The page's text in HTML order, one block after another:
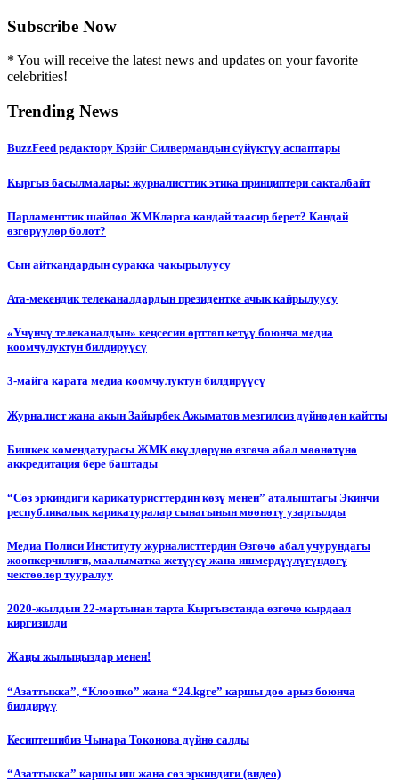
Subscribe Now
* You will receive the latest news and updates on your favorite
celebrities!
Trending News
BuzzFeed редактору Крэйг Силвермандын сүйүктүү аспаптары
Кыргыз басылмалары: журналисттик этика принциптери сакталбайт
Парламенттик шайлоо ЖМКларга кандай таасир берет? Кандай
өзгөрүүлөр болот?
Сын айткандардын суракка чакырылуусу
Ата-мекендик телеканалдардын президентке ачык кайрылуусу
«Үчүнчү телеканалдын» кеңсесин өрттөп кетүү боюнча медиа
коомчулуктун билдирүүсү
3-майга карата медиа коомчулуктун билдирүүсү
Журналист жана акын Зайырбек Ажыматов мезгилсиз дүйнөдөн кайтты
Бишкек комендатурасы ЖМК өкүлдөрүнө өзгөчө абал мөөнөтүнө
аккредитация бере баштады
“Сөз эркиндиги карикатуристтердин көзү менен” аталыштагы Экинчи
республикалык карикатуралар сынагынын мөөнөтү узартылды
Медиа Полиси Институту журналисттердин Өзгөчө абал учурундагы
жоопкерчилиги, маалыматка жетүүсү жана ишмердүүлүгүндөгү
чектөөлөр тууралуу
2020-жылдын 22-мартынан тарта Кыргызстанда өзгөчө кырдаал
киргизилди
Жаңы жылыңыздар менен!
“Азаттыкка”, “Клоопко” жана “24.kgге” каршы доо арыз боюнча
билдирүү
Кесиптешибиз Чынара Токонова дүйнө салды
“Азаттыкка” каршы иш жана сөз эркиндиги (видео)